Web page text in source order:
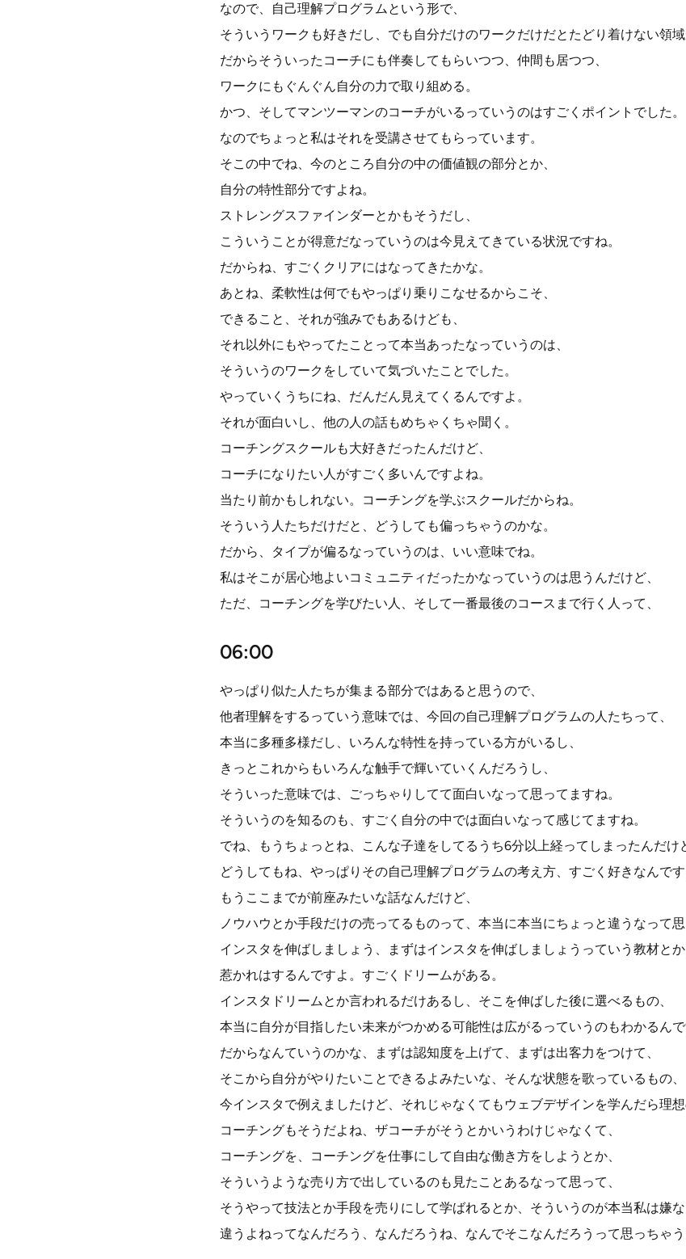
なので、自己理解プログラムという形で、
そういうワークも好きだし、でも自分だけのワークだけだとたどり着けない領域
だからそういったコーチにも伴奏してもらいつつ、仲間も居つつ、
ワークにもぐんぐん自分の力で取り組める。
かつ、そしてマンツーマンのコーチがいるっていうのはすごくポイントでした。
なのでちょっと私はそれを受講させてもらっています。
そこの中でね、今のところ自分の中の価値観の部分とか、
自分の特性部分ですよね。
ストレングスファインダーとかもそうだし、
こういうことが得意だなっていうのは今見えてきている状況ですね。
だからね、すごくクリアにはなってきたかな。
あとね、柔軟性は何でもやっぱり乗りこなせるからこそ、
できること、それが強みでもあるけども、
それ以外にもやってたことって本当あったなっていうのは、
そういうのワークをしていて気づいたことでした。
やっていくうちにね、だんだん見えてくるんですよ。
それが面白いし、他の人の話もめちゃくちゃ聞く。
コーチングスクールも大好きだったんだけど、
コーチになりたい人がすごく多いんですよね。
当たり前かもしれない。コーチングを学ぶスクールだからね。
そういう人たちだけだと、どうしても偏っちゃうのかな。
だから、タイプが偏るなっていうのは、いい意味でね。
私はそこが居心地よいコミュニティだったかなっていうのは思うんだけど、
ただ、コーチングを学びたい人、そして一番最後のコースまで行く人って、
06:00
やっぱり似た人たちが集まる部分ではあると思うので、
他者理解をするっていう意味では、今回の自己理解プログラムの人たちって、
本当に多種多様だし、いろんな特性を持っている方がいるし、
きっとこれからもいろんな触手で輝いていくんだろうし、
そういった意味では、ごっちゃりしてて面白いなって思ってますね。
そういうのを知るのも、すごく自分の中では面白いなって感じてますね。
でね、もうちょっとね、こんな子達をしてるうち6分以上経ってしまったんだけ
どうしてもね、やっぱりその自己理解プログラムの考え方、すごく好きなんです
もうここまでが前座みたいな話なんだけど、
ノウハウとか手段だけの売ってるものって、本当に本当にちょっと違うなって思
インスタを伸ばしましょう、まずはインスタを伸ばしましょうっていう教材とか
惹かれはするんですよ。すごくドリームがある。
インスタドリームとか言われるだけあるし、そこを伸ばした後に選べるもの、
本当に自分が目指したい未来がつかめる可能性は広がるっていうのもわかるんで
だからなんていうのかな、まずは認知度を上げて、まずは出客力をつけて、
そこから自分がやりたいことできるよみたいな、そんな状態を歌っているもの、
今インスタで例えましたけど、それじゃなくてもウェブデザインを学んだら理想
コーチングもそうだよね、ザコーチがそうとかいうわけじゃなくて、
コーチングを、コーチングを仕事にして自由な働き方をしようとか、
そういうような売り方で出しているのも見たことあるなって思って、
そうやって技法とか手段を売りにして学ばれるとか、そういうのが本当私は嫌な
違うよねってなんだろう、なんだろうね、なんでそこなんだろうって思っちゃう